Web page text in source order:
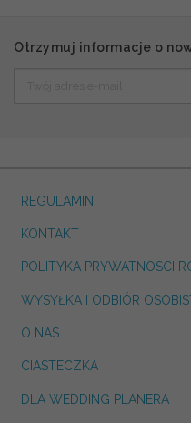
Otrzymuj informacje o
REGULAMIN
KONTAKT
POLITYKA PRYWATNOSCI
WYSYŁKA I ODBIÓR
O NAS
CIASTECZKA
DLA WEDDING PLANERA